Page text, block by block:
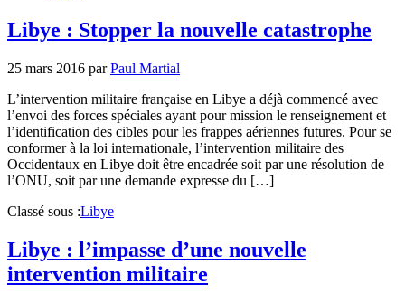
Libye : Stopper la nouvelle catastrophe
25 mars 2016 parPaul Martial
L’intervention militaire française en Libye a déjà commencé avec
l’envoi des forces spéciales ayant pour mission le renseignement et
l’identification des cibles pour les frappes aériennes futures. Pour se
conformer à la loi internationale, l’intervention militaire des
Occidentaux en Libye doit être encadrée soit par une résolution de
l’ONU, soit par une demande expresse du […]
Classé sous :Libye
Libye : l’impasse d’une nouvelle
intervention militaire